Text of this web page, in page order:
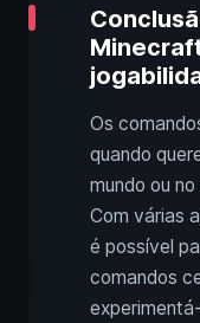
Os
quando
mundo ou
Com várias
é possível
comandos